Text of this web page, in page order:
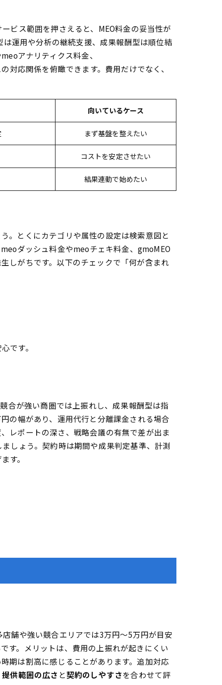
う
フローチャート
ビス範囲を押さえると、MEO料金の妥当性が
運用や分析の継続支援、成果報酬型は順位結
アナリティクス料金、
応関係を俯瞰できます。費用だけでなく、
向いているケース
まず基盤を整えたい
コストを安定させたい
結果連動で始めたい
。とくにカテゴリや属性の設定は検索意図と
ダッシュ料金やmeoチェキ料金、gmoMEO
しがちです。以下のチェックで「何が含まれ
です。
合が強い商圏では上振れし、成果報酬型は指
の幅があり、運用代行と分離課金される場合
レポートの深さ、戦略会議の有無で差が出ま
しょう。契約時は期間や成果判定基準、計測
す。
舗や強い競合エリアでは3万円〜5万円が目安
す。メリットは、費用の上振れが起きにくい
期は割高に感じることがあります。追加対応
提供範囲の広さ と契約のしやすさを合わせて評